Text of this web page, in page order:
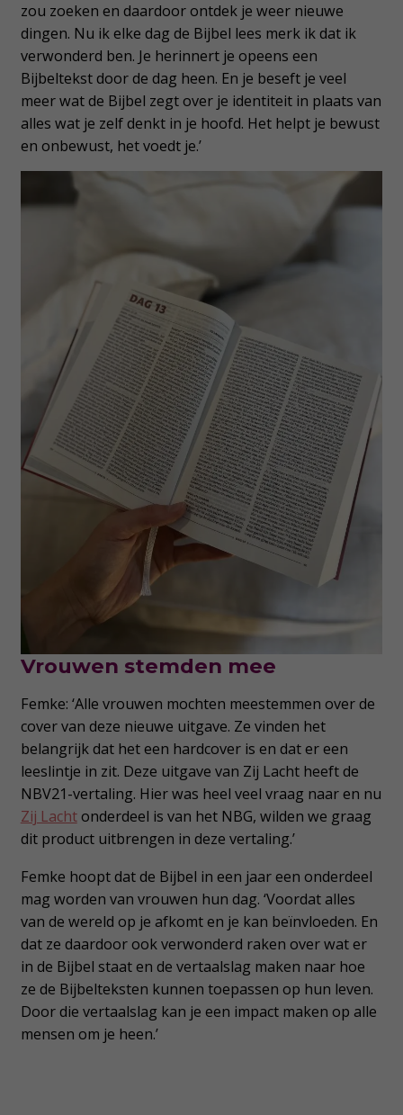
zou zoeken en daardoor ontdek je weer nieuwe
dingen. Nu ik elke dag de Bijbel lees merk ik dat ik
verwonderd ben. Je herinnert je opeens een
Bijbeltekst door de dag heen. En je beseft je veel
meer wat de Bijbel zegt over je identiteit in plaats van
alles wat je zelf denkt in je hoofd. Het helpt je bewust
en onbewust, het voedt je.’
Vrouwen stemden mee
Femke: ‘Alle vrouwen mochten meestemmen over de
cover van deze nieuwe uitgave. Ze vinden het
belangrijk dat het een hardcover is en dat er een
leeslintje in zit. Deze uitgave van Zij Lacht heeft de
NBV21-vertaling. Hier was heel veel vraag naar en nu
Zij Lachtonderdeel is van het NBG, wilden we graag
dit product uitbrengen in deze vertaling.’
Femke hoopt dat de Bijbel in een jaar een onderdeel
mag worden van vrouwen hun dag. ‘Voordat alles
van de wereld op je afkomt en je kan beïnvloeden. En
dat ze daardoor ook verwonderd raken over wat er
in de Bijbel staat en de vertaalslag maken naar hoe
ze de Bijbelteksten kunnen toepassen op hun leven.
Door die vertaalslag kan je een impact maken op alle
mensen om je heen.’